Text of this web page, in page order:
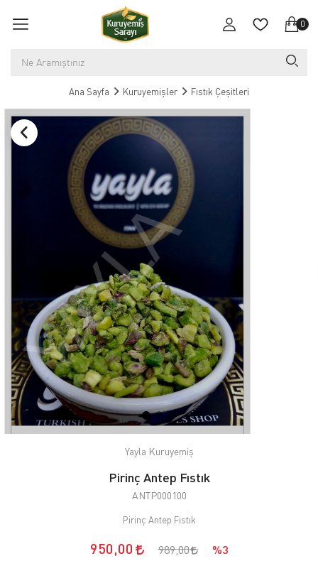
0
Ana Sayfa Kuruyemişler Fıstık Çeşitleri
Yayla Kuruyemiş
Pirinç Antep Fıstık
ANTP000100
Pirinç Antep Fıstık
950,00 989,00 %3